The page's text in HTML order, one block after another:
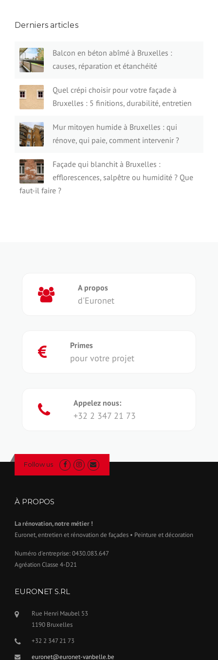
Derniers articles
Balcon en béton abîmé à Bruxelles :
causes, réparation et étanchéité
Quel crépi choisir pour votre façade à
Bruxelles : 5 finitions, durabilité, entretien
Mur mitoyen humide à Bruxelles : qui
rénove, qui paie, comment intervenir ?
Façade qui blanchit à Bruxelles :
efflorescences, salpêtre ou humidité ? Que
faut-il faire ?
A propos
d'Euronet
Primes
pour votre projet
Appelez nous:
+32 2 347 21 73
Follow us
À PROPOS
La rénovation, notre métier !
Euronet, entretien et rénovation de façades • Peinture et décoration
Numéro d'entreprise: 0430.083.647
Agréation Classe 4-D21
EURONET S.RL
Rue Henri Maubel 53
1190 Bruxelles
+32 2 347 21 73
euronet@euronet-vanbelle.be